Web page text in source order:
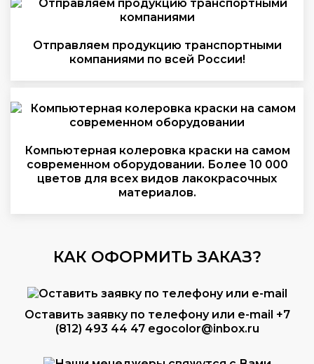
Отправляем продукцию транспортными
компаниями по всей России!
Компьютерная колеровка краски на самом
современном оборудовании. Более 10 000
цветов для всех видов лакокрасочных
материалов.
КАК ОФОРМИТЬ ЗАКАЗ?
Оставить заявку по телефону или e-mail +7
(812) 493 44 47 egocolor@inbox.ru